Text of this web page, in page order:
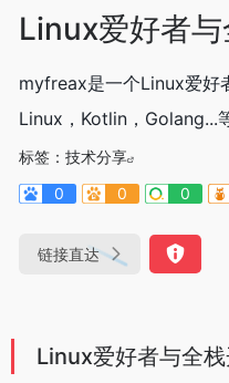
Linux爱好者
myfreax是一个Linux爱好
Linux，Kotlin，Golang...
标签： 技术分享
0
0 0
链接直达
Linux爱好者与全